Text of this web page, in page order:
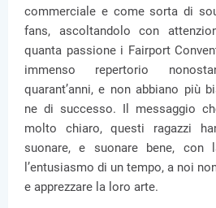
commerciale e come sorta di
fans, ascoltandolo con
quanta passione i Fairport
immenso repertorio
quarant’anni, e non abbiano più
ne di successo. Il messaggio
molto chiaro, questi ragazzi
suonare, e suonare bene, con
l’entusiasmo di un tempo, a noi
e apprezzare la loro arte.